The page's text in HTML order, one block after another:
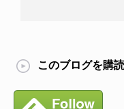
このブログを購